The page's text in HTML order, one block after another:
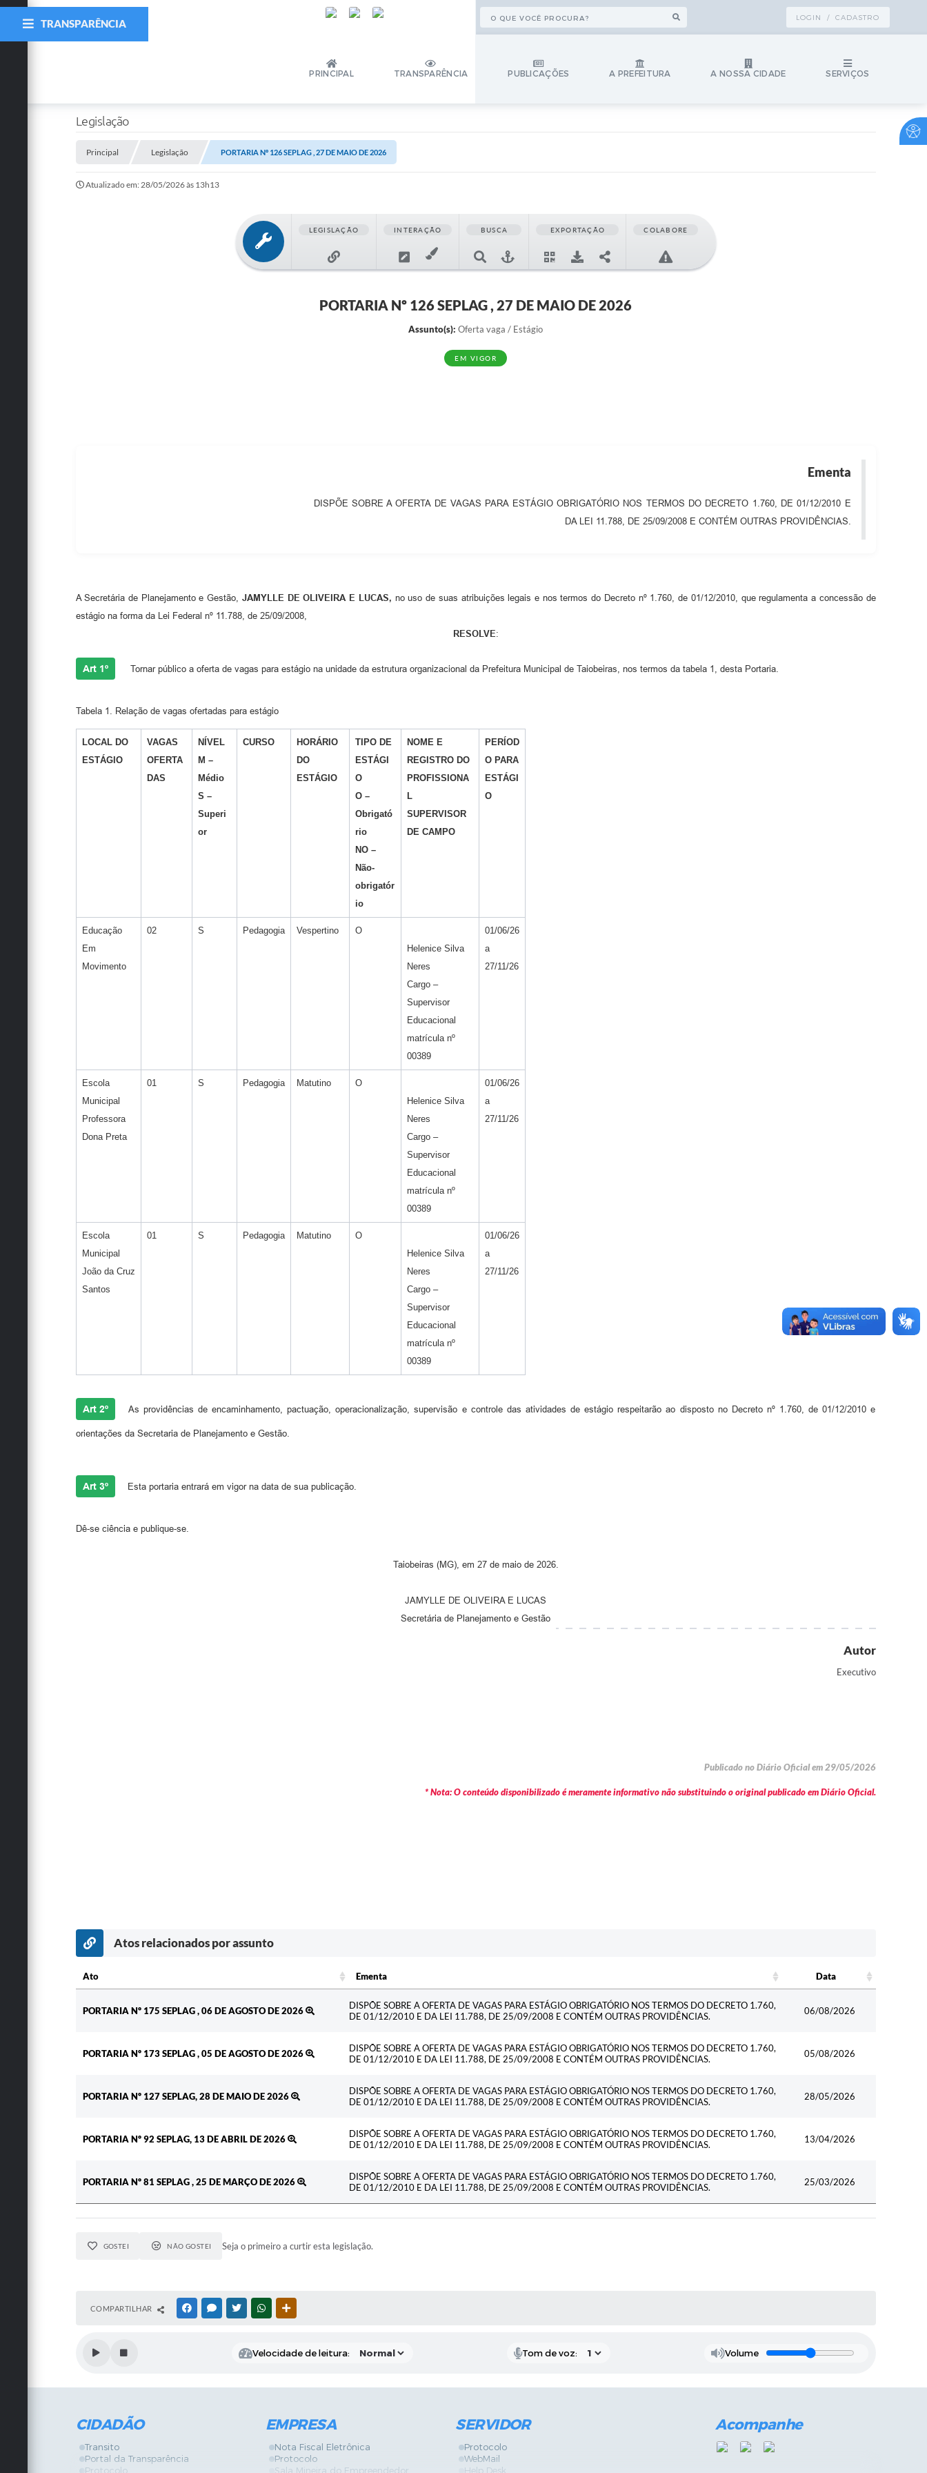
LOGIN / CADASTRO
PRINCIPAL TRANSPARÊNCIA PUBLICAÇÕES A PREFEITURA A NOSSA CIDADE SERVIÇOS
TRANSPARÊNCIA
Legislação
Principal Legislação PORTARIA Nº 126 SEPLAG , 27 DE MAIO DE 2026
Atualizado em: 28/05/2026 às 13h13
LEGISLAÇÃO INTERAÇÃO BUSCA EXPORTAÇÃO COLABORE
PORTARIA Nº 126 SEPLAG , 27 DE MAIO DE 2026
Assunto(s): Oferta vaga / Estágio
EM VIGOR
Ementa
DISPÕE SOBRE A OFERTA DE VAGAS PARA ESTÁGIO OBRIGATÓRIO NOS TERMOS DO DECRETO 1.760, DE 01/12/2010 E
DA LEI 11.788, DE 25/09/2008 E CONTÉM OUTRAS PROVIDÊNCIAS.
A Secretária de Planejamento e Gestão, JAMYLLE DE OLIVEIRA E LUCAS, no uso de suas atribuições legais e nos termos do Decreto nº 1.760, de 01/12/2010, que regulamenta a concessão de
estágio na forma da Lei Federal nº 11.788, de 25/09/2008,
RESOLVE:
Art 1º Tornar público a oferta de vagas para estágio na unidade da estrutura organizacional da Prefeitura Municipal de Taiobeiras, nos termos da tabela 1, desta Portaria.
Tabela 1. Relação de vagas ofertadas para estágio
LOCAL DO
ESTÁGIO
VAGAS
OFERTA
DAS
NÍVEL
M –
Médio
S –
Superi
or
CURSO
HORÁRIO
DO
ESTÁGIO
TIPO DE
ESTÁGI
O
O –
Obrigató
rio
NO –
Não-
obrigatór
io
NOME E
REGISTRO DO
PROFISSIONA
L
SUPERVISOR
DE CAMPO
PERÍOD
O PARA
ESTÁGI
O
Educação
Em
Movimento
02 S Pedagogia Vespertino
O
Helenice Silva
Neres
Cargo –
Supervisor
Educacional
matrícula nº
00389
01/06/26
a
27/11/26
Escola
Municipal
Professora
Dona Preta
01 S Pedagogia Matutino
O
Helenice Silva
Neres
Cargo –
Supervisor
Educacional
matrícula nº
00389
01/06/26
a
27/11/26
Escola
Municipal
João da Cruz
Santos
01 S Pedagogia Matutino
O
Helenice Silva
Neres
Cargo –
Supervisor
Educacional
matrícula nº
00389
01/06/26
a
27/11/26
Art 2º As providências de encaminhamento, pactuação, operacionalização, supervisão e controle das atividades de estágio respeitarão ao disposto no Decreto nº 1.760, de 01/12/2010 e
orientações da Secretaria de Planejamento e Gestão.
Art 3º Esta portaria entrará em vigor na data de sua publicação.
Dê-se ciência e publique-se.
Taiobeiras (MG), em 27 de maio de 2026.
JAMYLLE DE OLIVEIRA E LUCAS
Secretária de Planejamento e Gestão
Autor
Executivo
Publicado no Diário Oficial em 29/05/2026
* Nota: O conteúdo disponibilizado é meramente informativo não substituindo o original publicado em Diário Oficial.
Atos relacionados por assunto
Ato Ementa
Data
PORTARIA Nº 175 SEPLAG , 06 DE AGOSTO DE 2026
DISPÕE SOBRE A OFERTA DE VAGAS PARA ESTÁGIO OBRIGATÓRIO NOS TERMOS DO DECRETO 1.760,
DE 01/12/2010 E DA LEI 11.788, DE 25/09/2008 E CONTÉM OUTRAS PROVIDÊNCIAS.
06/08/2026
PORTARIA Nº 173 SEPLAG , 05 DE AGOSTO DE 2026
DISPÕE SOBRE A OFERTA DE VAGAS PARA ESTÁGIO OBRIGATÓRIO NOS TERMOS DO DECRETO 1.760,
DE 01/12/2010 E DA LEI 11.788, DE 25/09/2008 E CONTÉM OUTRAS PROVIDÊNCIAS.
05/08/2026
PORTARIA Nº 127 SEPLAG, 28 DE MAIO DE 2026
DISPÕE SOBRE A OFERTA DE VAGAS PARA ESTÁGIO OBRIGATÓRIO NOS TERMOS DO DECRETO 1.760,
DE 01/12/2010 E DA LEI 11.788, DE 25/09/2008 E CONTÉM OUTRAS PROVIDÊNCIAS.
28/05/2026
PORTARIA Nº 92 SEPLAG, 13 DE ABRIL DE 2026
DISPÕE SOBRE A OFERTA DE VAGAS PARA ESTÁGIO OBRIGATÓRIO NOS TERMOS DO DECRETO 1.760,
DE 01/12/2010 E DA LEI 11.788, DE 25/09/2008 E CONTÉM OUTRAS PROVIDÊNCIAS.
13/04/2026
PORTARIA Nº 81 SEPLAG , 25 DE MARÇO DE 2026
DISPÕE SOBRE A OFERTA DE VAGAS PARA ESTÁGIO OBRIGATÓRIO NOS TERMOS DO DECRETO 1.760,
DE 01/12/2010 E DA LEI 11.788, DE 25/09/2008 E CONTÉM OUTRAS PROVIDÊNCIAS.
25/03/2026
GOSTEI NÃO GOSTEI Seja o primeiro a curtir esta legislação.
COMPARTILHAR FACEBOOKMESSENGER
TWITTERWHATSAPP
Velocidade de leitura: Tom de voz: Volume
CIDADÃO
Transito
Portal da Transparência
EMPRESA
Nota Fiscal Eletrônica
Protocolo
SERVIDOR
Protocolo
WebMail
Acompanhe